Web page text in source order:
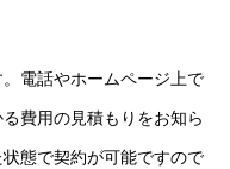
電話やホームページ上で
費用の見積もりをお知ら
態で契約が可能ですので